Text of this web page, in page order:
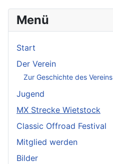
Menü
Start
Der Verein
Zur Geschichte des Vereins
Jugend
MX Strecke Wietstock
Classic Offroad Festival
Mitglied werden
Bilder